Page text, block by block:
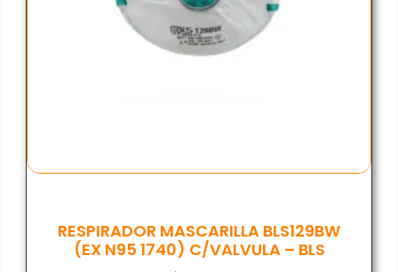
RESPIRADOR MASCARILLA BLS129BW
(EX N95 1740) C/VALVULA – BLS